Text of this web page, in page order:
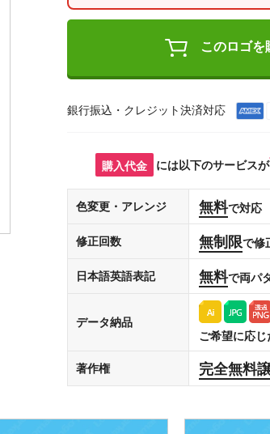
このロゴを
銀行振込・クレジット決済対応
購入代金 には以下のサービスが
色変更・アレンジ 無料で対応
修正回数 無制限で修
日本語英語表記 無料で両パ
データ納品
ご希望に応
著作権
完全無料